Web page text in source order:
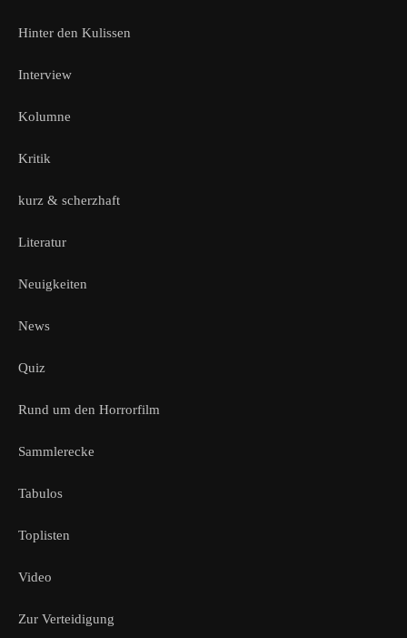
Hinter den Kulissen
Interview
Kolumne
Kritik
kurz & scherzhaft
Literatur
Neuigkeiten
News
Quiz
Rund um den Horrorfilm
Sammlerecke
Tabulos
Toplisten
Video
Zur Verteidigung